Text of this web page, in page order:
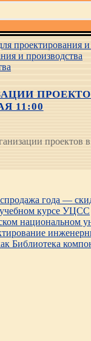
проектирования и
и производства
11:00
проектов
года —
учебном курсе УЦСС
национальном